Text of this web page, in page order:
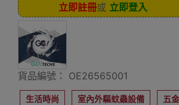
立即註冊或 立即登入
貨品編號： OE26565001
生活時尚 室內外驅蚊蟲設備 五